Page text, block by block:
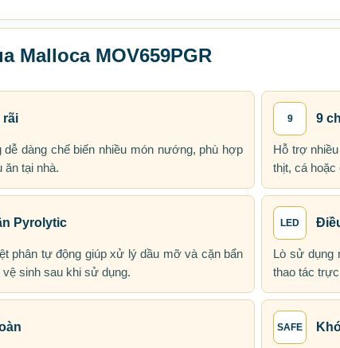
Malloca MOV659PGR
rãi
dàng chế biến nhiều món nướng, phù hợp
ăn tại nhà.
9 9
Hỗ trợ
thịt, cá hoặc
Pyrolytic
phân tự động giúp xử lý dầu mỡ và cặn bẩn
sinh sau khi sử dụng.
LED
Lò sử dụng
thao tác
SAFE